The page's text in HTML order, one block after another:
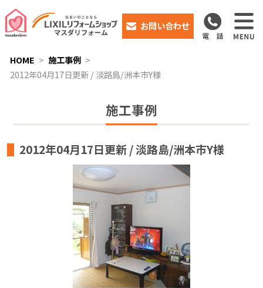
お問い合わせ
HOME
施工事例
2012年04月17日更新 / 淡路島/洲本市Y様
施工事例
2012年04月17日更新 / 淡路島/洲本市Y様